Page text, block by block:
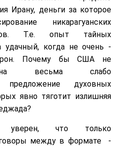
Ирану, деньги за которое
никарагуанских
Т.е. опыт тайных
удачный, когда не очень -
Почему бы США не
на весьма слабо
предложение духовных
явно тяготит излишняя
уверен, что только
между в формате -